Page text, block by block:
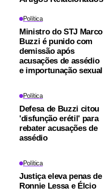
Política
Ministro do STJ Marco
Buzzi é punido com
demissão após
acusações de assédio
e importunação sexual
Política
Defesa de Buzzi citou
'disfunção erétil' para
rebater acusações de
assédio
Política
Justiça eleva penas de
Ronnie Lessa e Élcio